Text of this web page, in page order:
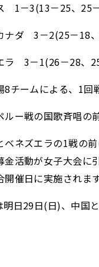
1－3(13－25、25
ナダ 3－2(25－18
ラ 3－1(26－28、
チームによる、1回
ルー戦の国歌斉唱の
ベネズエラの1戦の
金活動が女子大会に
催日に実施されま
日29日(日)、中国